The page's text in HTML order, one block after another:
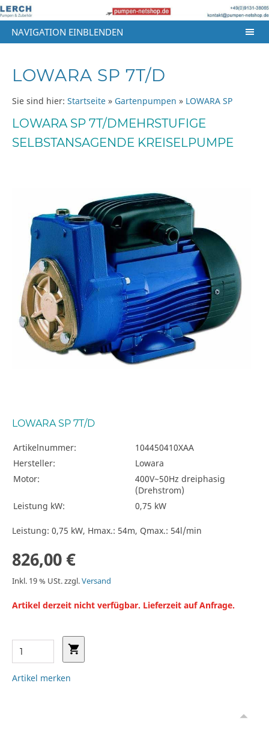
NAVIGATION EINBLENDEN
LOWARA SP 7T/D
Sie sind hier: Startseite » Gartenpumpen » LOWARA SP
LOWARA SP 7T/DMEHRSTUFIGE
SELBSTANSAGENDE KREISELPUMPE
LOWARA SP 7T/D
Artikelnummer:
104450410XAA
Hersteller:
Lowara
Motor:
400V~50Hz dreiphasig
(Drehstrom)
Leistung kW:
0,75 kW
Leistung: 0,75 kW, Hmax.: 54m, Qmax.: 54l/min
826,00 €
Inkl. 19 % USt. zzgl.Versand
Artikel derzeit nicht verfügbar. Lieferzeit auf Anfrage.
Artikel merken